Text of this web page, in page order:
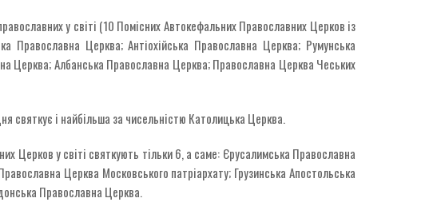
у світі (10 Помісних Автокефальних Православних Церков із
Церква; Антіохійська Православна Церква; Румунська
Церква; Албанська Православна Церква; Православна Церква Чеських
святкує і найбільша за чисельністю Католицька Церква.
Церков у світі святкують тільки 6, а саме: Єрусалимська Православна
Церква Московського патріархату; Грузинська Апостольська
Православна Церква.